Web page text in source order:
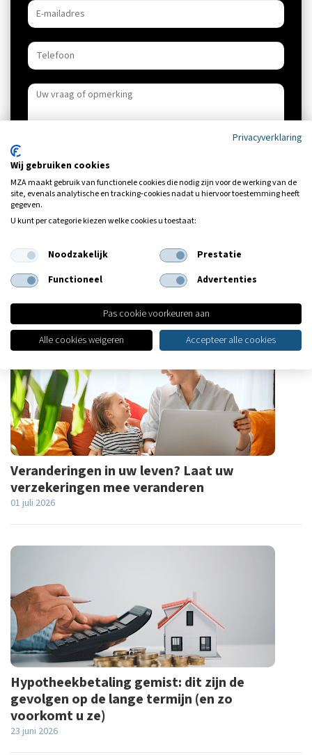
ingevulde gegevens om u te informeren over onze
diensten. Deze toestemming kan altijd worden
ingetrokken.
Versturen
Veranderingen in uw leven? Laat uw
verzekeringen mee veranderen
01 juli 2026
Hypotheekbetaling gemist: dit zijn de
gevolgen op de lange termijn (en zo
voorkomt u ze)
23 juni 2026
Privacyverklaring
Wij gebruiken cookies
MZA maakt gebruik van functionele cookies die nodig zijn voor de werking van de
site, evenals analytische en tracking‑cookies nadat u hiervoor toestemming heeft
gegeven.
U kunt per categorie kiezen welke cookies u toestaat:
Noodzakelijk
Prestatie
Functioneel
Advertenties
Pas cookie voorkeuren aan
Alle cookies weigeren
Accepteer alle cookies